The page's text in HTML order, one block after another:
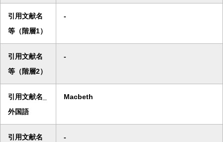
引用文献名
等（階層1）
-
引用文献名
等（階層2）
-
引用文献名_
外国語
Macbeth
引用文献名
-